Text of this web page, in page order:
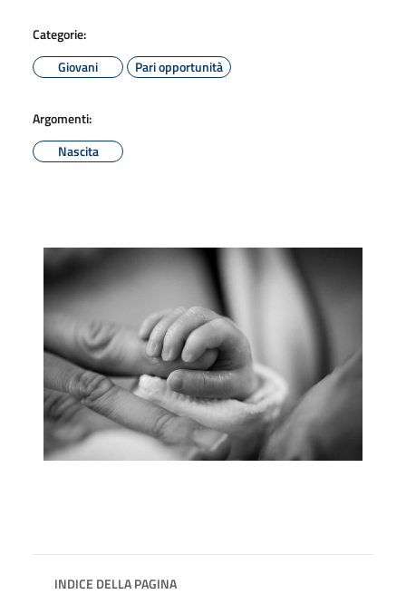
Categorie:
Giovani
Pari opportunità
Argomenti:
Nascita
INDICE DELLA PAGINA